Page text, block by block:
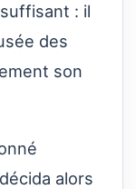
: il
des
son
alors